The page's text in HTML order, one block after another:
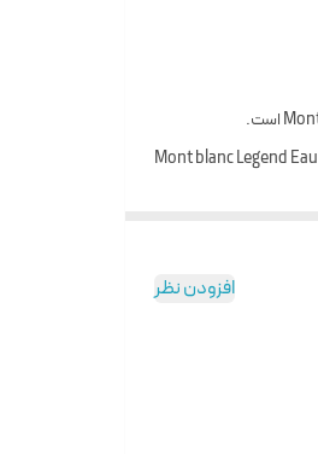
عطر مونت بلنک لجند ادو پرفیوم Mont blanc Legend Eau de Parfum عطری است خنک و مرکباتی و تلخ. که در سال ۲۰۲۰ به بازار عطر و ادکلن عرضه شد. عطر مون بلان لجند ادو پرفیوم Mont blanc Legend Eau
افزودن نظر